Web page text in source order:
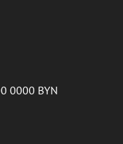
0000 BYN